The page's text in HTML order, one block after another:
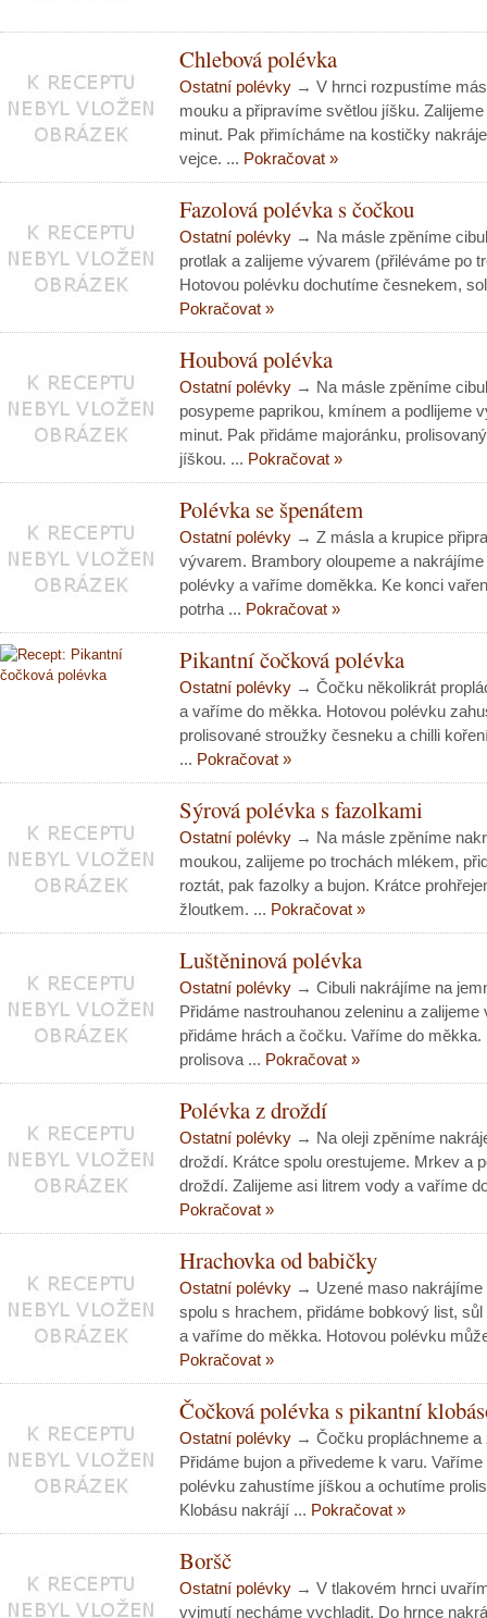
Chlebová polévka
Ostatní polévky → V hrnci rozpustíme
mouku a připravíme světlou jíšku.
minut. Pak přimícháme na kostičky
vejce. ... Pokračovat »
Fazolová polévka s čočkou
Ostatní polévky → Na másle zpěníme
protlak a zalijeme vývarem (přiléváme po
Hotovou polévku dochutíme česnekem,
Pokračovat »
Houbová polévka
Ostatní polévky → Na másle zpěníme
posypeme paprikou, kmínem a podlijeme
minut. Pak přidáme majoránku,
jíškou. ... Pokračovat »
Polévka se špenátem
Ostatní polévky → Z másla a krupice
vývarem. Brambory oloupeme a
polévky a vaříme doměkka. Ke konci
potrha ... Pokračovat »
Pikantní čočková polévka
Ostatní polévky → Čočku několikrát
a vaříme do měkka. Hotovou polévku
prolisované stroužky česneku a chilli
... Pokračovat »
Sýrová polévka s fazolkami
Ostatní polévky → Na másle zpěníme
moukou, zalijeme po trochách mlékem,
roztát, pak fazolky a bujon. Krátce
žloutkem. ... Pokračovat »
Luštěninová polévka
Ostatní polévky → Cibuli nakrájíme na
Přidáme nastrouhanou zeleninu a
přidáme hrách a čočku. Vaříme do
prolisova ... Pokračovat »
Polévka z droždí
Ostatní polévky → Na oleji zpěníme
droždí. Krátce spolu orestujeme. Mrkev a
droždí. Zalijeme asi litrem vody a vaříme
Pokračovat »
Hrachovka od babičky
Ostatní polévky → Uzené maso nakrájíme
spolu s hrachem, přidáme bobkový list,
a vaříme do měkka. Hotovou polévku
Pokračovat »
Čočková polévka s pikantní
Ostatní polévky → Čočku propláchneme a
Přidáme bujon a přivedeme k varu.
polévku zahustíme jíškou a ochutíme
Klobásu nakrájí ... Pokračovat »
Boršč
Ostatní polévky → V tlakovém hrnci
vyjmutí necháme vychladit. Do hrnce